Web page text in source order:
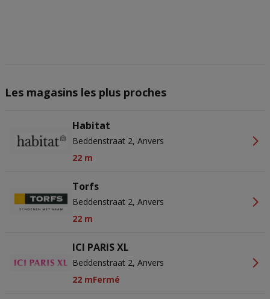
Les magasins les plus proches
Habitat
Beddenstraat 2, Anvers
22 m
Torfs
Beddenstraat 2, Anvers
22 m
ICI PARIS XL
Beddenstraat 2, Anvers
22 mFermé